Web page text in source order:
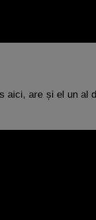
aici, are și el un al